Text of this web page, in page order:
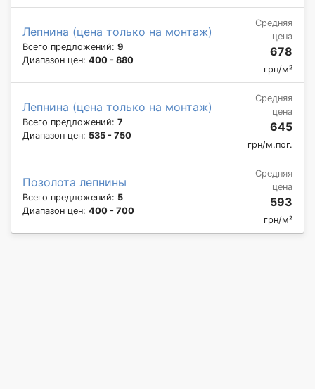
Лепнина (цена только на монтаж)
Всего предложений: 9
Диапазон цен: 400 - 880
Средняя
цена
678
грн/м²
Лепнина (цена только на монтаж)
Всего предложений: 7
Диапазон цен: 535 - 750
Средняя
цена
645
грн/м.пог.
Позолота лепнины
Всего предложений: 5
Диапазон цен: 400 - 700
Средняя
цена
593
грн/м²